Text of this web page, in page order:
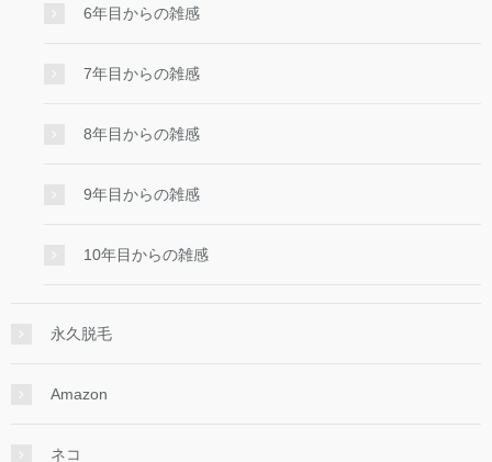
6年目からの雑感
7年目からの雑感
8年目からの雑感
9年目からの雑感
10年目からの雑感
永久脱毛
Amazon
ネコ